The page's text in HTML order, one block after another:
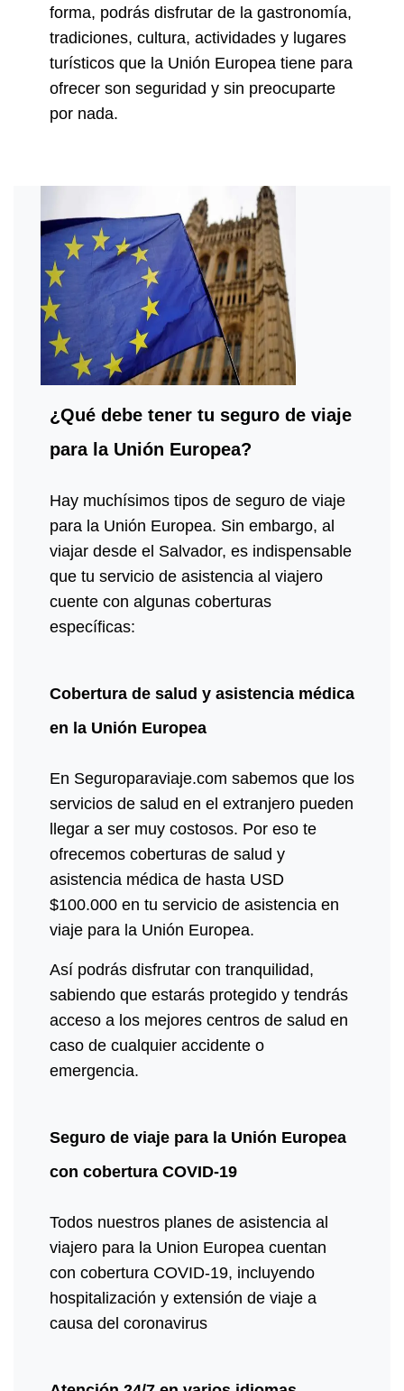
forma, podrás disfrutar de la gastronomía,
tradiciones, cultura, actividades y lugares
turísticos que la Unión Europea tiene para
ofrecer son seguridad y sin preocuparte
por nada.
¿Qué debe tener tu seguro de viaje
para la Unión Europea?
Hay muchísimos tipos de seguro de viaje
para la Unión Europea. Sin embargo, al
viajar desde el Salvador, es indispensable
que tu servicio de asistencia al viajero
cuente con algunas coberturas
específicas:
Cobertura de salud y asistencia médica
en la Unión Europea
En Seguroparaviaje.com sabemos que los
servicios de salud en el extranjero pueden
llegar a ser muy costosos. Por eso te
ofrecemos coberturas de salud y
asistencia médica de hasta USD
$100.000 en tu servicio de asistencia en
viaje para la Unión Europea.
Así podrás disfrutar con tranquilidad,
sabiendo que estarás protegido y tendrás
acceso a los mejores centros de salud en
caso de cualquier accidente o
emergencia.
Seguro de viaje para la Unión Europea
con cobertura COVID-19
Todos nuestros planes de asistencia al
viajero para la Union Europea cuentan
con cobertura COVID-19, incluyendo
hospitalización y extensión de viaje a
causa del coronavirus